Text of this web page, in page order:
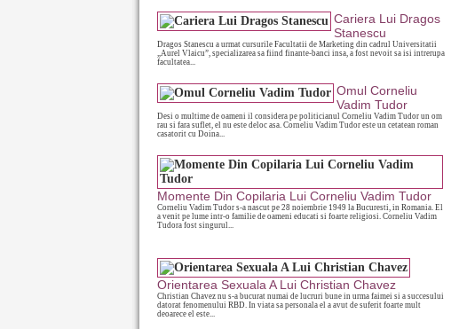
Cariera Lui Dragos
Stanescu
Dragos Stanescu a urmat cursurile Facultatii de Marketing din cadrul Universitatii
„Aurel Vlaicu”, specializarea sa fiind finante-banci insa, a fost nevoit sa isi intrerupa
facultatea...
Omul Corneliu
Vadim Tudor
Desi o multime de oameni il considera pe politicianul Corneliu Vadim Tudor un om
rau si fara suflet, el nu este deloc asa. Corneliu Vadim Tudor este un cetatean roman
casatorit cu Doina...
Momente Din Copilaria Lui Corneliu Vadim Tudor
Corneliu Vadim Tudor s-a nascut pe 28 noiembrie 1949 la Bucuresti, in Romania. El
a venit pe lume intr-o familie de oameni educati si foarte religiosi. Corneliu Vadim
Tudora fost singurul...
Orientarea Sexuala A Lui Christian Chavez
Christian Chavez nu s-a bucurat numai de lucruri bune in urma faimei si a succesului
datorat fenomenului RBD. In viata sa personala el a avut de suferit foarte mult
deoarece el este...